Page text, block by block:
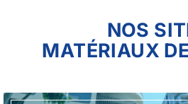
NOS
MATÉRIAUX